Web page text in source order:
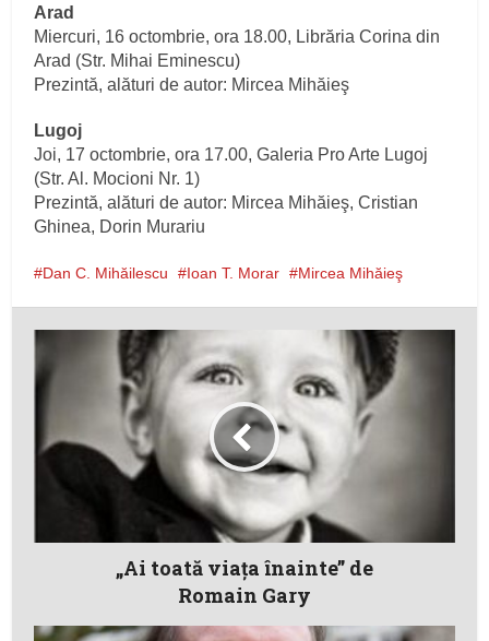
Arad
Miercuri, 16 octombrie, ora 18.00, Librăria Corina din
Arad (Str. Mihai Eminescu)
Prezintă, alături de autor: Mircea Mihăieş
Lugoj
Joi, 17 octombrie, ora 17.00, Galeria Pro Arte Lugoj
(Str. Al. Mocioni Nr. 1)
Prezintă, alături de autor: Mircea Mihăieş, Cristian
Ghinea, Dorin Murariu
Dan C. Mihăilescu Ioan T. Morar Mircea Mihăieş
„Ai toată viaţa înainte” de
Romain Gary